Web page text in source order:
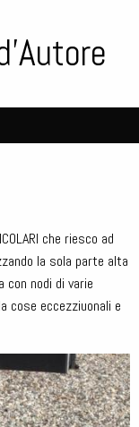
che riesco ad
la sola parte alta
con nodi di varie
cose eccezziuonali e